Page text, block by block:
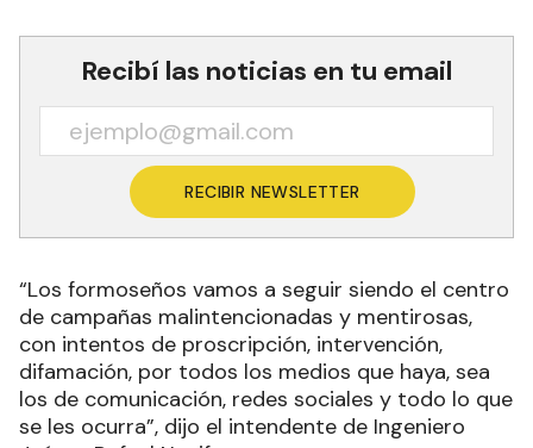
Recibí las noticias en tu email
RECIBIR NEWSLETTER
“Los formoseños vamos a seguir siendo el centro
de campañas malintencionadas y mentirosas,
con intentos de proscripción, intervención,
difamación, por todos los medios que haya, sea
los de comunicación, redes sociales y todo lo que
se les ocurra”, dijo el intendente de Ingeniero